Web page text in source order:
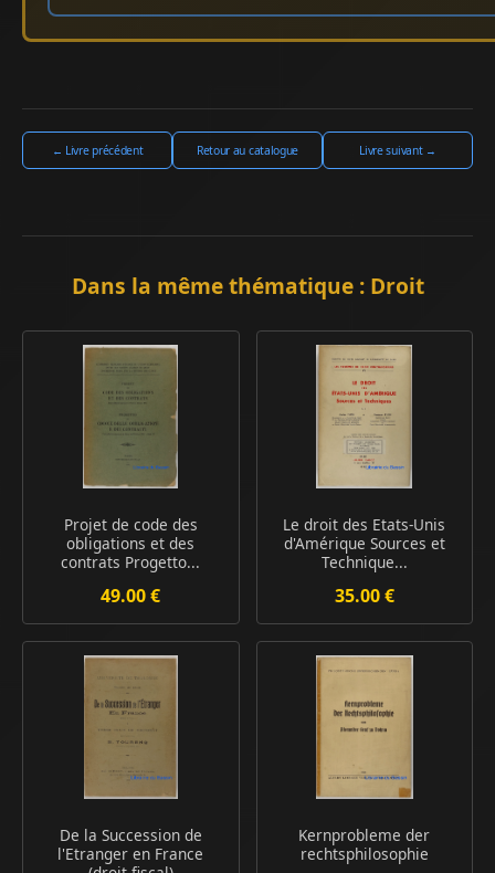
← Livre précédent Retour au catalogue Livre suivant →
Dans la même thématique : Droit
Projet de code des
obligations et des
contrats Progetto...
49.00 €
Le droit des Etats-Unis
d'Amérique Sources et
Technique...
35.00 €
De la Succession de
l'Etranger en France
Kernprobleme der
rechtsphilosophie